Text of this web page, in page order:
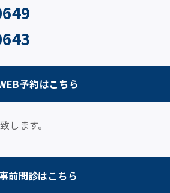
予約はこちら
します。
前問診はこちら